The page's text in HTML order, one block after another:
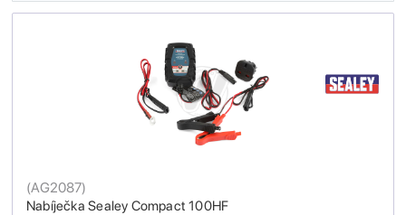
Nabíječka Sealey Compact 100HF
(AG2087)